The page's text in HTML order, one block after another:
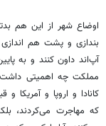
اوضاع شهر از این هم
بندازی و پشت هم
آپ‌اند داون کنند و به
مملکت چه اهمیتی
کانادا و اروپا و
که مهاجرت می‌کردند،